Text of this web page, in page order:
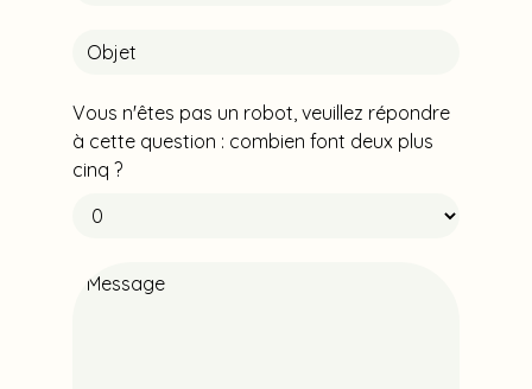
Vous n'êtes pas un robot, veuillez répondre
à cette question : combien font deux plus
cinq ?